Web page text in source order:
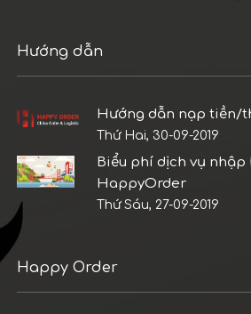
Hướng dẫn
Hướng dẫn nạp tiền/
Thứ Hai, 30-09-2019
Biểu phí dịch vụ
HappyOrder
Thứ Sáu, 27-09-2019
Happy Order